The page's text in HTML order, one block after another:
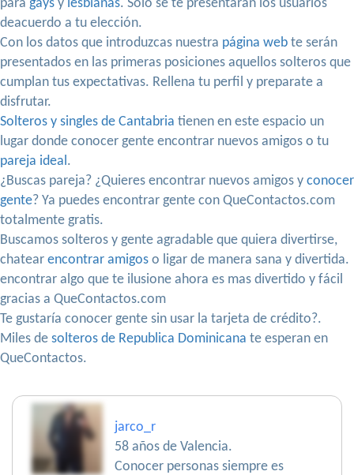
para gays y lesbianas. Solo se te presentarán los usuarios
deacuerdo a tu elección.
Con los datos que introduzcas nuestra página web te serán
presentados en las primeras posiciones aquellos solteros que
cumplan tus expectativas. Rellena tu perfil y preparate a
disfrutar.
Solteros y singles de Cantabria tienen en este espacio un
lugar donde conocer gente encontrar nuevos amigos o tu
pareja ideal.
¿Buscas pareja? ¿Quieres encontrar nuevos amigos y conocer
gente? Ya puedes encontrar gente con QueContactos.com
totalmente gratis.
Buscamos solteros y gente agradable que quiera divertirse,
chatear encontrar amigos o ligar de manera sana y divertida.
encontrar algo que te ilusione ahora es mas divertido y fácil
gracias a QueContactos.com
Te gustaría conocer gente sin usar la tarjeta de crédito?.
Miles de solteros de Republica Dominicana te esperan en
QueContactos.
jarco_r
58 años de Valencia.
Conocer personas siempre es